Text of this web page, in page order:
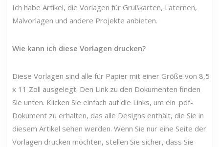
Ich habe Artikel, die Vorlagen für Grußkarten, Laternen,
Malvorlagen und andere Projekte anbieten.
Wie kann ich diese Vorlagen drucken?
Diese Vorlagen sind alle für Papier mit einer Größe von 8,5
x 11 Zoll ausgelegt. Den Link zu den Dokumenten finden
Sie unten. Klicken Sie einfach auf die Links, um ein .pdf-
Dokument zu erhalten, das alle Designs enthält, die Sie in
diesem Artikel sehen werden. Wenn Sie nur eine Seite der
Vorlagen drucken möchten, stellen Sie sicher, dass Sie